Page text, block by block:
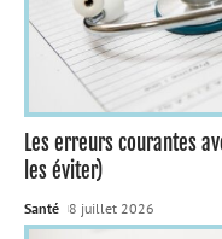
Les erreurs courantes
les éviter)
Santé 8 juillet 2026